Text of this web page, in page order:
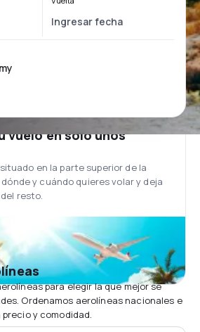
vuelo en solo unos
en la parte superior de la
y cuándo quieres volar y deja
resto.
para elegir la que mejor se
Ordenamos aerolíneas nacionales e
y comodidad.